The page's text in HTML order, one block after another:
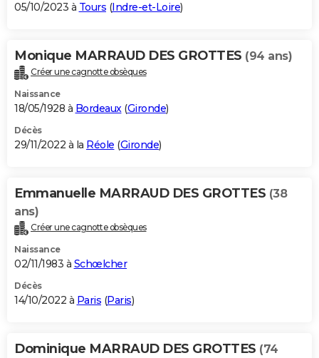
05/10/2023 à Tours (Indre-et-Loire)
Monique MARRAUD DES GROTTES (94 ans)
Créer une cagnotte obsèques
Naissance
18/05/1928 à Bordeaux(Gironde)
Décès
29/11/2022 à la Réole (Gironde)
Emmanuelle MARRAUD DES GROTTES (38
ans)
Créer une cagnotte obsèques
Naissance
02/11/1983 à Schœlcher
Décès
14/10/2022 à Paris (Paris)
Dominique MARRAUD DES GROTTES (74